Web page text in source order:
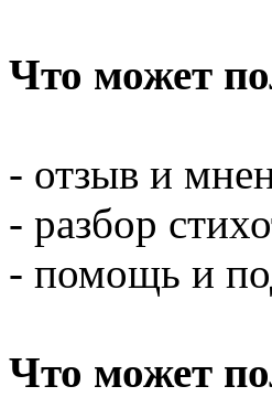
Что может
- отзыв и
- разбор
- помощь и
Что может